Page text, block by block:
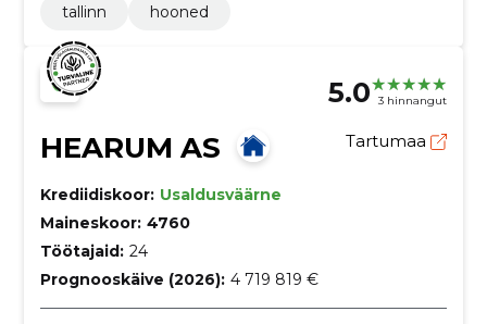
tallinn
hooned
5.0 3 hinnangut
HEARUM AS Tartumaa
Krediidiskoor: Usaldusväärne
Maineskoor: 4760
Töötajaid: 24
Prognooskäive (2026): 4 719 819 €